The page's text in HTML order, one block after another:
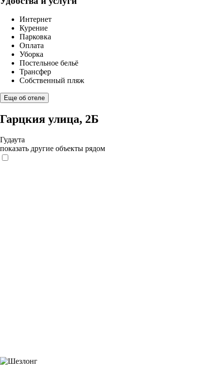
Интернет
Курение
Парковка
Оплата
Уборка
Постельное бельё
Трансфер
Собственный пляж
Еще об отеле
Гарцкия улица, 2Б
Гудаута
показать другие объекты рядом